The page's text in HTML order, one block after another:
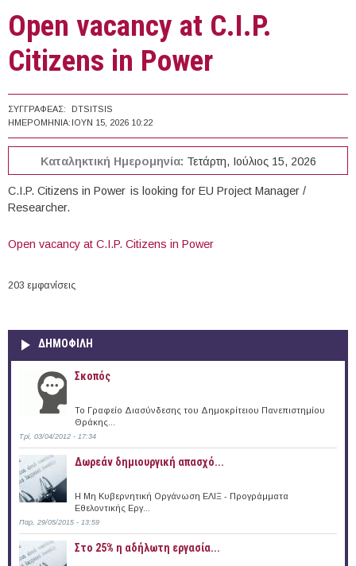
Open vacancy at C.I.P.
Citizens in Power
ΣΥΓΓΡΑΦΈΑΣ:
DTSITSIS
ΗΜΕΡΟΜΗΝΊΑ: ΙΟΥΝ 15, 2026 10:22
Καταληκτική Ημερομηνία: Τετάρτη, Ιούλιος 15, 2026
C.I.P. Citizens in Power is looking for EU Project Manager /
Researcher.
Open vacancy at C.I.P. Citizens in Power
203 εμφανίσεις
ΔΗΜΟΦΙΛΗ
Σκοπός
Το Γραφείο Διασύνδεσης του Δημοκρίτειου Πανεπιστημίου
Θράκης...
Τρί, 03/04/2012 - 17:34
Δωρεάν δημιουργική απασχό...
Η Μη Κυβερνητική Οργάνωση ΕΛΙΞ - Προγράμματα
Εθελοντικής Εργ...
Παρ, 29/05/2015 - 13:59
Στο 25% η αδήλωτη εργασία...